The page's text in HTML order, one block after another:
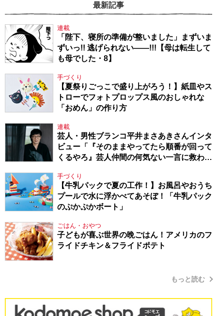
最新記事
連載
「陛下、寝所の準備が整いました」まずいま
ずいっ!! 逃げられない――!!!【母は転生して
も母でした・8】
手づくり
【夏祭りごっこで盛り上がろう！】紙皿やス
トローでフォトプロップス風のおしゃれな
「おめん」の作り方
連載
芸人・男性ブランコ平井まさあきさんインタ
ビュー「『そのままやってたら順番が回って
くるやろ』芸人仲間の何気ない一言に救われ
手づくり
【牛乳パックで夏の工作！】お風呂やおうち
プールで水に浮かべてあそぼ！「牛乳パック
のぷかぷかボート」
ごはん・おやつ
子どもが喜ぶ世界の晩ごはん！アメリカのフ
ライドチキン＆フライドポテト
もっと読む